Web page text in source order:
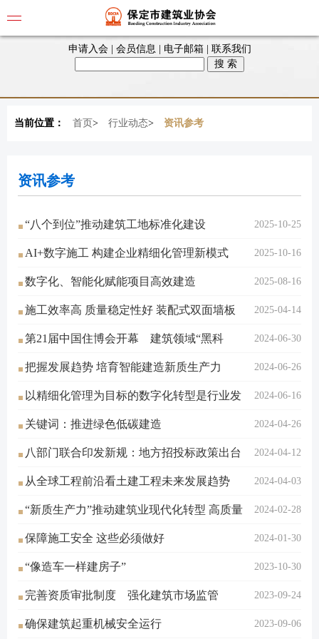
申请入会| 会员信息 电子邮箱| 联系我们
当前位置： 首页 > 行业动态> 资讯参考
资讯参考
“八个到位”推动建筑工地标准化建设 2025-10-25
AI+数字施工 构建企业精细化管理新模式 2025-10-16
数字化、智能化赋能项目高效建造 2025-08-16
施工效率高 质量稳定性好 装配式双面墙板
叠合剪力墙结构
2025-04-14
第21届中国住博会开幕 建筑领域“黑科
技”如何助力“好房子”建设
2024-06-30
把握发展趋势 培育智能建造新质生产力 2024-06-26
以精细化管理为目标的数字化转型是行业发
展的新模式
2024-06-16
关键词：推进绿色低碳建造 2024-04-26
八部门联合印发新规：地方招投标政策出台
前须经公平竞争审查！5月1日起施行
2024-04-12
从全球工程前沿看土建工程未来发展趋势 2024-04-03
“新质生产力”推动建筑业现代化转型 高质量
发展
2024-02-28
保障施工安全 这些必须做好 2024-01-30
“像造车一样建房子” 2023-10-30
完善资质审批制度 强化建筑市场监管 2023-09-24
确保建筑起重机械安全运行 2023-09-06